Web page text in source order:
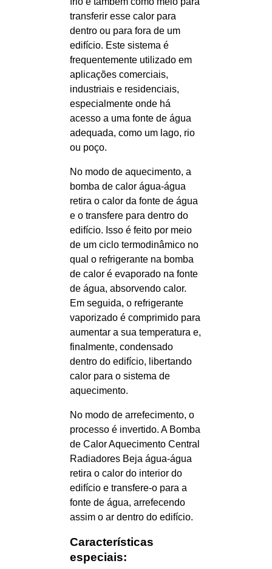
transferir esse calor para
dentro ou para fora de um
edifício. Este sistema é
frequentemente utilizado em
aplicações comerciais,
industriais e residenciais,
especialmente onde há
acesso a uma fonte de água
adequada, como um lago, rio
ou poço.
No modo de aquecimento, a
bomba de calor água-água
retira o calor da fonte de água
e o transfere para dentro do
edifício. Isso é feito por meio
de um ciclo termodinâmico no
qual o refrigerante na bomba
de calor é evaporado na fonte
de água, absorvendo calor.
Em seguida, o refrigerante
vaporizado é comprimido para
aumentar a sua temperatura e,
finalmente, condensado
dentro do edifício, libertando
calor para o sistema de
aquecimento.
No modo de arrefecimento, o
processo é invertido. A Bomba
de Calor Aquecimento Central
Radiadores Beja água-água
retira o calor do interior do
edifício e transfere-o para a
fonte de água, arrefecendo
assim o ar dentro do edifício.
Características
especiais: